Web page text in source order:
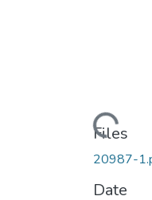
Loading...
Files
20987-
Date